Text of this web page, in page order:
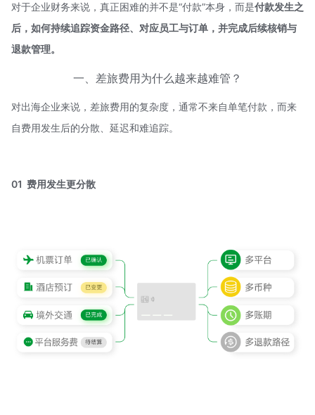
对于企业财务来说，真正困难的并不是“付款”本身，而是付款发生之
后，如何持续追踪资金路径、对应员工与订单，并完成后续核销与
退款管理。
一、差旅费用为什么越来越难管？
对出海企业来说，差旅费用的复杂度，通常不来自单笔付款，而来
自费用发生后的分散、延迟和难追踪。
01 费用发生更分散